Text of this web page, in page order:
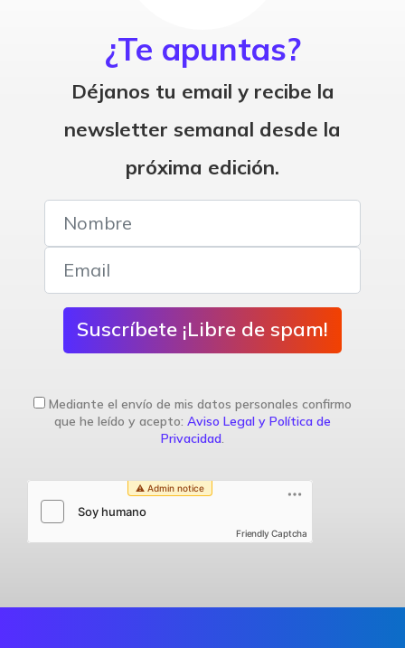
¿Te apuntas?
Déjanos tu email y recibe la
newsletter semanal desde la
próxima edición.
Suscríbete ¡Libre de spam!
Mediante el envío de mis datos personales confirmo
que he leído y acepto: Aviso Legal y Política de
Privacidad.
Friendly Captcha